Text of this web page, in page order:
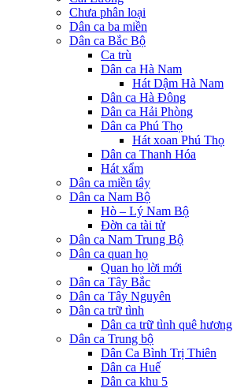
Chưa phân loại
Dân ca ba miền
Dân ca Bắc Bộ
Ca trù
Dân ca Hà Nam
Hát Dậm Hà Nam
Dân ca Hà Đông
Dân ca Hải Phòng
Dân ca Phú Thọ
Hát xoan Phú Thọ
Dân ca Thanh Hóa
Hát xẩm
Dân ca miền tây
Dân ca Nam Bộ
Hò – Lý Nam Bộ
Đờn ca tài tử
Dân ca Nam Trung Bộ
Dân ca quan họ
Quan họ lời mới
Dân ca Tây Bắc
Dân ca Tây Nguyên
Dân ca trữ tình
Dân ca trữ tình quê hương
Dân ca Trung bộ
Dân Ca Bình Trị Thiên
Dân ca Huế
Dân ca khu 5